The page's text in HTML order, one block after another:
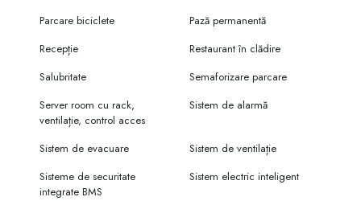
Parcare biciclete
Pază permanentă
Recepție
Restaurant în clădire
Salubritate
Semaforizare parcare
Server room cu rack,
ventilație, control acces
Sistem de alarmă
Sistem de evacuare
Sistem de ventilație
Sisteme de securitate
integrate BMS
Sistem electric inteligent